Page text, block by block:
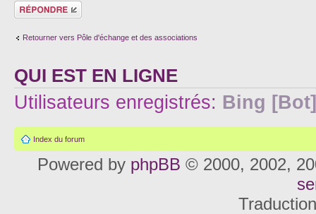
Répondre
Retourner vers Pôle d'échange et des associations
QUI EST EN LIGNE
Utilisateurs enregistrés: Bing [Bot]
Index du forum
Powered by phpBB © 2000, 2002,